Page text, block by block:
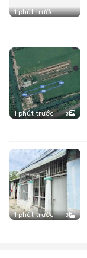
1 phút trước
1 phút trước 3
1 phút trước 3